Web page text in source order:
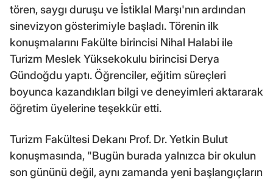
tören, saygı duruşu ve İstiklal Marşı'nın ardından
sinevizyon gösterimiyle başladı. Törenin ilk
konuşmalarını Fakülte birincisi Nihal Halabi ile
Turizm Meslek Yüksekokulu birincisi Derya
Gündoğdu yaptı. Öğrenciler, eğitim süreçleri
boyunca kazandıkları bilgi ve deneyimleri aktararak
öğretim üyelerine teşekkür etti.
Turizm Fakültesi Dekanı Prof. Dr. Yetkin Bulut
konuşmasında, "Bugün burada yalnızca bir okulun
son gününü değil, aynı zamanda yeni başlangıçların